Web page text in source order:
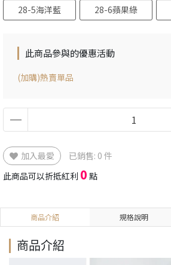
28-5海洋藍
28-6蘋果綠
此商品參與的優惠活動
(加購)熱賣單品
加入最愛
已銷售: 0 件
此商品可以折抵紅利 0 點
商品介紹 規格說明
商品介紹